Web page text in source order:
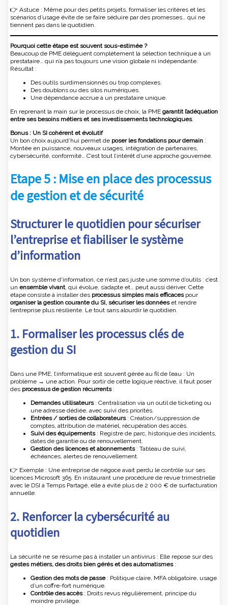
👉 Astuce : Même pour des petits projets, formaliser les critères et les
scénarios d’usage évite de se faire séduire par des promesses… qui ne
tiennent pas dans le quotidien.
Pourquoi cette étape est souvent sous-estimée ?
Beaucoup de PME délèguent complètement la sélection technique à un
prestataire… qui n’a pas toujours une vision globale ni indépendante.
Résultat :
Des outils surdimensionnés ou trop complexes.
Des doublons ou des silos numériques.
Une dépendance accrue à un prestataire unique.
En reprenant la main sur le processus de choix, la PME garantit l’adéquation
entre ses besoins métiers et ses investissements technologiques.
Bonus : Un SI cohérent et évolutif
Un bon choix aujourd’hui permet de poser les fondations pour demain :
Montée en puissance, nouveaux usages, intégration de partenaires,
cybersécurité, conformité… C’est tout l’intérêt d’une approche gouvernée.
Etape 5 : Mise en place des processus
de gestion et de sécurité
Structurer le quotidien pour sécuriser
l’entreprise et fiabiliser le système
d’information
Un bon système d'information, ce n’est pas juste une somme d’outils : c’est
un ensemble vivant, qui évolue, s’adapte et… peut aussi dériver. Cette
étape consiste à installer des processus simples mais efficacespour
organiser la gestion courante du SI, sécuriser les donnéeset rendre
l’entreprise plus résiliente. Le tout sans alourdir le quotidien.
1. Formaliser les processus clés de
gestion du SI
Dans une PME, l’informatique est souvent gérée au fil de l’eau : Un
problème → une action. Pour sortir de cette logique réactive, il faut poser
des processus de gestion récurrents:
Demandes utilisateurs: Centralisation via un outil de ticketing ou
une adresse dédiée, avec suivi des priorités.
Entrées / sorties de collaborateurs: Création/suppression de
comptes, attribution de matériel, récupération des accès.
Suivi des équipements: Registre de parc, historique des incidents,
dates de garantie ou de renouvellement.
Gestion des licences et abonnements: Tableau de suivi,
échéances, alertes de renouvellement.
👉 Exemple : Une entreprise de négoce avait perdu le contrôle sur ses
licences Microsoft 365. En instaurant une procédure de revue trimestrielle
avec le DSI à Temps Partagé, elle a évité plus de 2 000 € de surfacturation
annuelle.
2. Renforcer la cybersécurité au
quotidien
La sécurité ne se résume pas à installer un antivirus : Elle repose sur des
gestes métiers, des droits bien gérés et des automatismes:
Gestion des mots de passe: Politique claire, MFA obligatoire, usage
d’un coffre-fort numérique.
Contrôle des accès: Droits revus régulièrement, principe du
moindre privilège.